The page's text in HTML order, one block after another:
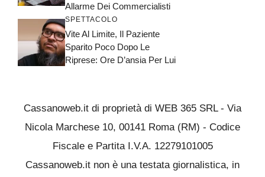
Allarme Dei Commercialisti
SPETTACOLO
Vite Al Limite, Il Paziente
Sparito Poco Dopo Le
Riprese: Ore D’ansia Per Lui
Cassanoweb.it di proprietà di WEB 365 SRL - Via
Nicola Marchese 10, 00141 Roma (RM) - Codice
Fiscale e Partita I.V.A. 12279101005
Cassanoweb.it non è una testata giornalistica, in